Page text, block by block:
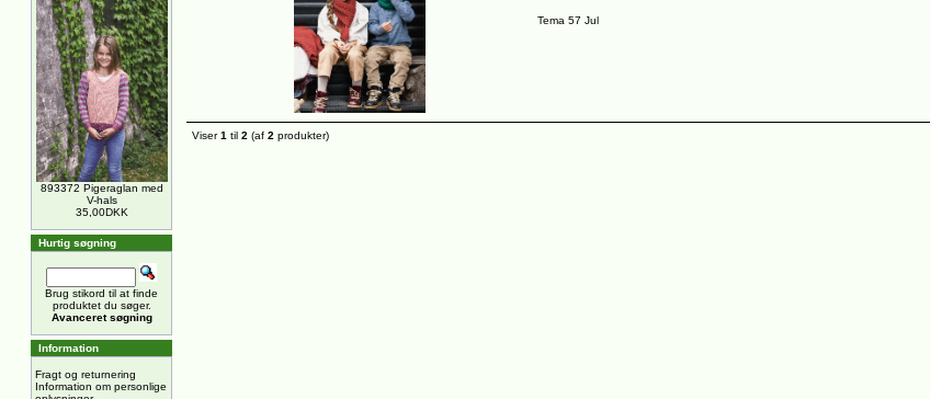
893372 Pigeraglan med
V-hals
35,00DKK
Hurtig søgning
Brug stikord til at finde
produktet du søger.
Avanceret søgning
Information
Fragt og returnering
Information om personlige
Tema 57 Jul
Viser1 til 2 (af 2 produkter)